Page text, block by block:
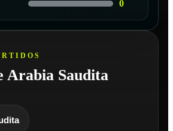
0
Arabia Saudita